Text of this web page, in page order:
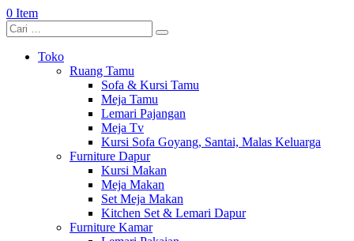
0 Item
Toko
Ruang Tamu
Sofa & Kursi Tamu
Meja Tamu
Lemari Pajangan
Meja Tv
Kursi Sofa Goyang, Santai, Malas Keluarga
Furniture Dapur
Kursi Makan
Meja Makan
Set Meja Makan
Kitchen Set & Lemari Dapur
Furniture Kamar